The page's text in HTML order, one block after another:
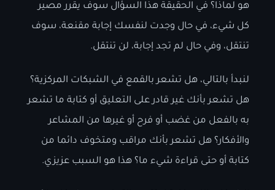
هو لماذا؟ في الحقيقة هذا السؤال سوف يقرر مصير
كل شيء، في حال وجدت لنفسك إجابة مقنعة، سوف
تنتقل، وفي حال لم تجد إجابة، لن تنتقل.
لنبدأ بالتالي، هل تشعر بالقمع في الشبكات المركزية؟
هل تشعر بأنك غير قادر على التعليق أو كتابة ما تشعر
به بالفعل من غضب أو فرح أو غيرها من المشاعر
والأفكار؟ هل تشعر بأنك مراقب ومتخوف دائما من
كتابة أو حتى قراءة شيء ما؟ هذا هو السبب عزيزي.